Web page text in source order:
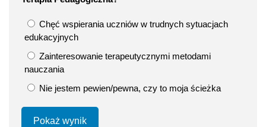
Chęć wspierania uczniów w trudnych sytuacjach
edukacyjnych
Zainteresowanie terapeutycznymi metodami
nauczania
Nie jestem pewien/pewna, czy to moja ścieżka
Pokaż wynik